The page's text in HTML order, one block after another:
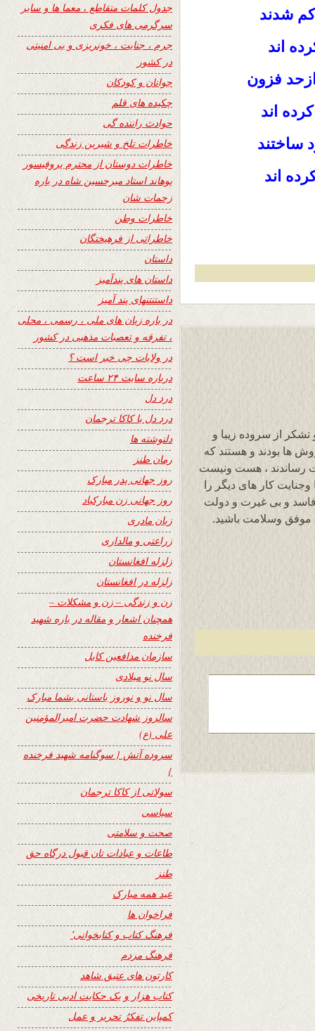
شدند
اند
فزون
اند
ساختند
اند
تشکر از سروده زیبا و
ها بودند و هستند که
رساندند ، هست ونیست
کار های دیگر را
و بی غیرت و دولت
موفق وسلامت باشید.
جدول کلمات متقاطع ، معما ها و سایر
سرگرمی های فکری
جرم ، جنایت ، خونریزی و بی امنیتی
در کشور
جوانان و کودکان
چکیده های قلم
حوادث راننده گی
خاطرات تلخ و شیرین زندگی
خاطرات دوستان از محترم پروفیسور
پوهاند استاد میرحسین شاه در باره
زحمات شان
خاطرات وطن
خاطراتی از فرهیختگان
داستان
داستان های پندآمیز
داستنتنهای پند آمیز
در باره زبان های ملی ، رسمی ، محلی
، تفرقه و تعصبات مذهبی در کشور
در ولایات چی خبر است ؟
درباره سایت ۲۴ ساعت
درد دل
درد دل با کاکا ترجمان
دلنوشته ها
رمان طنز
روز جهانی پدر مبارک
روز جهانی زن مبارکباد
زبان مادری
زراعتی و مالداری
زلزله افغانستان
زلزله در افغانستان
زن و زندگی – زن و مشکلات –
همچنان اشعار و مقاله در باره شهید
فرخنده
سازمان مدافعین کابل
سال نو میلادی
سال نو و نوروز باستانی بشما مبارک
سالروز شهادت حضرت امیرالمؤمنین
علی (ع)
سروده آتش { سوگنامه شهید فرخنده
}
سولاتی از کاکا ترجمان
سیاسی
صحت و سلامتی
طاعات و عبادات تان قبول درگاه حق
طنز
عید همه مبارک
فراخوان ها
فرهنگ کتاب و کتابخوانی٬
فرهنگ مردم
کارتون های عتیق شاهد
کتاب هزار و یک حکایت ادبی تاریخی
کمپاین تفکرُ تحریر و عمل